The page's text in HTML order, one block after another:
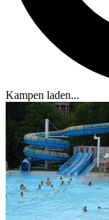
Kampen laden...